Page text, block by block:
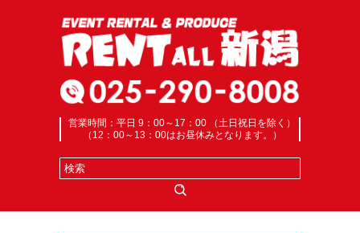
営業時間：平日 9：00～17：00 （土日祝日を除く）
（12：00～13：00はお昼休みとなります。）